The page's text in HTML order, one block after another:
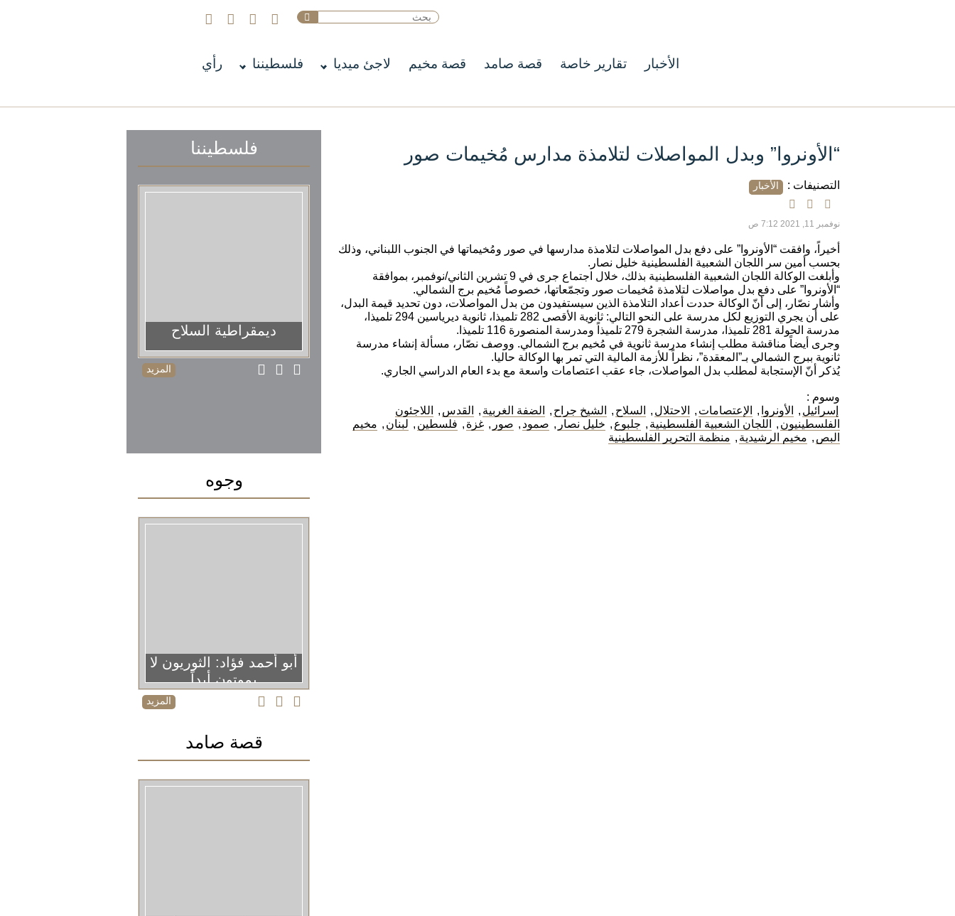
الأخبار تقارير خاصة قصة صامد قصة مخيم لاجئ ميديا فلسطيننا رأي
“الأونروا” وبدل المواصلات لتلامذة مدارس مُخيمات صور
التصنيفات : الأخبار
نوفمبر 11, 2021 7:12 ص
أخيراً، وافقت “الأونروا” على دفع بدل المواصلات لتلامذة مدارسها في صور ومُخيماتها في الجنوب اللبناني، وذلك
بحسب أمين سر اللجان الشعبية الفلسطينية خليل نصار.
وأبلغت الوكالة اللجان الشعبية الفلسطينية بذلك، خلال اجتماع جرى في 9 تشرين الثاني/نوفمبر، بموافقة
“الأونروا” على دفع بدل مواصلات لتلامذة مُخيمات صور وتجمّعاتها، خصوصاً مُخيم برج الشمالي.
وأشار نصّار، إلى أنّ الوكالة حددت أعداد التلامذة الذين سيستفيدون من بدل المواصلات، دون تحديد قيمة البدل،
على أن يجري التوزيع لكل مدرسة على النحو التالي: ثانوية الأقصى 282 تلميذا، ثانوية ديرياسين 294 تلميذا،
مدرسة الحولة 281 تلميذا، مدرسة الشجرة 279 تلميذاً ومدرسة المنصورة 116 تلميذا.
وجرى أيضاً مناقشة مطلب إنشاء مدرسة ثانوية في مُخيم برج الشمالي. ووصف نصّار، مسألة إنشاء مدرسة
ثانوية ببرج الشمالي بـ”المعقدة”، نظراً للأزمة المالية التي تمر بها الوكالة حاليا.
يُذكر أنّ الإستجابة لمطلب بدل المواصلات، جاء عقب اعتصامات واسعة مع بدء العام الدراسي الجاري.
وسوم :
إسرائيل , الأونروا , الإعتصامات , الاحتلال , السلاح , الشيخ جراح , الضفة الغربية , القدس ,
اللاجئون
الفلسطينيون , اللجان الشعبية الفلسطينية , جلبوع , خليل نصار , صمود , صور , غزة , فلسطين , لبنان , مخيم
البص , مخيم الرشيدية , منظمة التحرير الفلسطينية
فلسطيننا
ديمقراطية السلاح
المزيد
وجوه
أبو أحمد فؤاد: الثوريون لا
يموتون أبداً
المزيد
قصة صامد